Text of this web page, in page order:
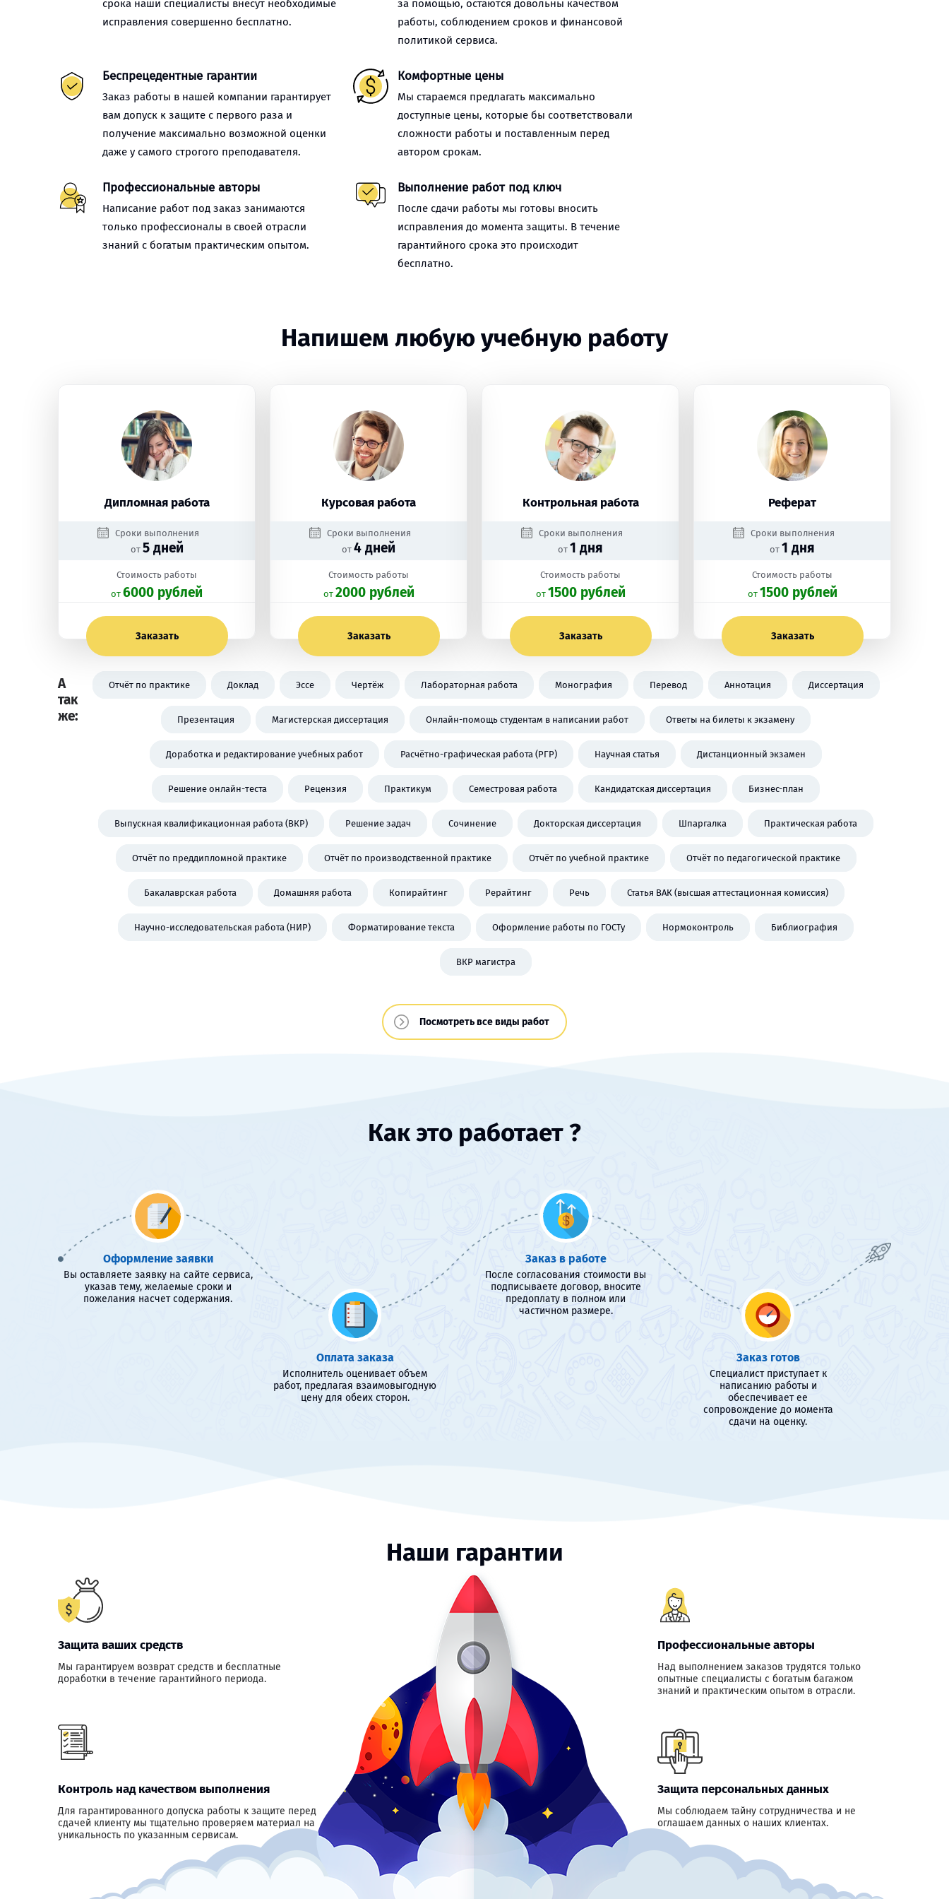
срока наши специалисты внесут необходимые
исправления совершенно бесплатно.
за помощью, остаются довольны качеством
работы, соблюдением сроков и финансовой
политикой сервиса.
Беспрецедентные гарантии
Заказ работы в нашей компании гарантирует
вам допуск к защите с первого раза и
получение максимально возможной оценки
даже у самого строгого преподавателя.
Комфортные цены
Мы стараемся предлагать максимально
доступные цены, которые бы соответствовали
сложности работы и поставленным перед
автором срокам.
Профессиональные авторы
Написание работ под заказ занимаются
только профессионалы в своей отрасли
знаний с богатым практическим опытом.
Выполнение работ под ключ
После сдачи работы мы готовы вносить
исправления до момента защиты. В течение
гарантийного срока это происходит
бесплатно.
Напишем любую учебную работу
Дипломная работа
Сроки выполнения
от 5 дней
Стоимость работы
oт 6000 рублей
Заказать
Курсовая работа
Сроки выполнения
от 4 дней
Стоимость работы
oт 2000 рублей
Заказать
Контрольная работа
Сроки выполнения
от 1 дня
Стоимость работы
oт 1500 рублей
Заказать
Реферат
Сроки выполнения
от 1 дня
Стоимость работы
oт 1500 рублей
Заказать
А
так
же:
Отчёт по практике Доклад Эссе Чертёж Лабораторная работа Монография Перевод Аннотация Диссертация
Презентация Магистерская диссертация Онлайн-помощь студентам в написании работ Ответы на билеты к экзамену
Доработка и редактирование учебных работ Расчётно-графическая работа (РГР) Научная статья Дистанционный экзамен
Решение онлайн-теста Рецензия Практикум Семестровая работа Кандидатская диссертация Бизнес-план
Выпускная квалификационная работа (ВКР) Решение задач Сочинение Докторская диссертация Шпаргалка Практическая работа
Отчёт по преддипломной практике Отчёт по производственной практике Отчёт по учебной практике Отчёт по педагогической практике
Бакалаврская работа Домашняя работа Копирайтинг Рерайтинг Речь Статья ВАК (высшая аттестационная комиссия)
Научно-исследовательская работа (НИР) Форматирование текста Оформление работы по ГОСТу Нормоконтроль Библиография
ВКР магистра
Посмотреть все виды работ
Как это работает ?
Оформление заявки
Вы оставляете заявку на сайте сервиса,
указав тему, желаемые сроки и
пожелания насчет содержания.
Оплата заказа
Исполнитель оценивает объем
работ, предлагая взаимовыгодную
цену для обеих сторон.
Заказ в работе
После согласования стоимости вы
подписываете договор, вносите
предоплату в полном или
частичном размере.
Заказ готов
Специалист приступает к
написанию работы и
обеспечивает ее
сопровождение до момента
сдачи на оценку.
Наши гарантии
Защита ваших средств
Мы гарантируем возврат средств и бесплатные
доработки в течение гарантийного периода.
Профессиональные авторы
Над выполнением заказов трудятся только
опытные специалисты с богатым багажом
знаний и практическим опытом в отрасли.
Контроль над качеством выполнения
Для гарантированного допуска работы к защите перед
сдачей клиенту мы тщательно проверяем материал на
уникальность по указанным сервисам.
Защита персональных данных
Мы соблюдаем тайну сотрудничества и не
оглашаем данных о наших клиентах.